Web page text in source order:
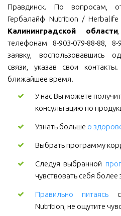
Правдинск. По вопросам,
Гербалайф Nutrition /
Калининградской области
телефонам 8-903-079-88-88, 8-
заявку, воспользовавшись
связи, указав свои
ближайшее время.
У нас Вы можете
консультацию по
Узнать больше о
Выбрать программу
Следуя выбранной
чувствовать себя
Правильно питаясь с
Nutrition, не ощутите